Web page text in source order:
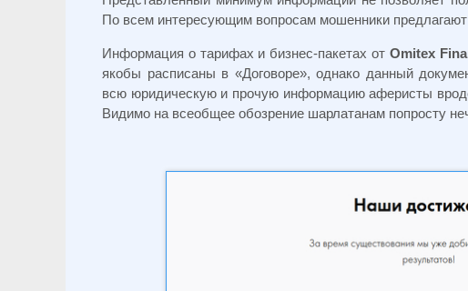
По всем интересующим вопросам мошенники
Информация о тарифах и бизнес-пакетах от Omitex
якобы расписаны в «Договоре», однако данный
всю юридическую и прочую информацию аферисты
Видимо на всеобщее обозрение шарлатанам попросту